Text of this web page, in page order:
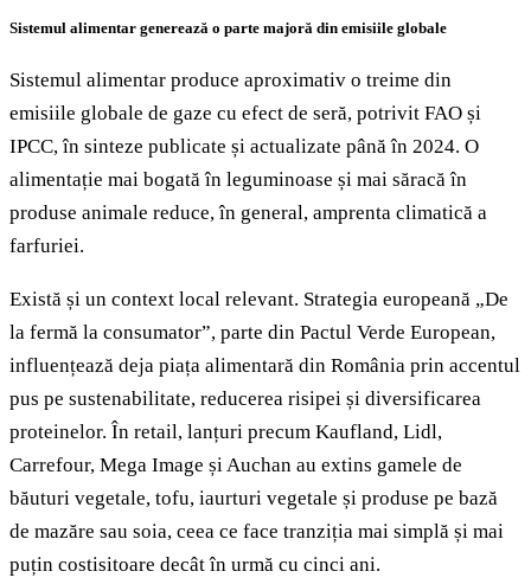
Sistemul alimentar generează o parte majoră din emisiile globale
Sistemul alimentar produce aproximativ o treime din
emisiile globale de gaze cu efect de seră, potrivit FAO și
IPCC, în sinteze publicate și actualizate până în 2024. O
alimentație mai bogată în leguminoase și mai săracă în
produse animale reduce, în general, amprenta climatică a
farfuriei.
Există și un context local relevant. Strategia europeană „De
la fermă la consumator”, parte din Pactul Verde European,
influențează deja piața alimentară din România prin accentul
pus pe sustenabilitate, reducerea risipei și diversificarea
proteinelor. În retail, lanțuri precum Kaufland, Lidl,
Carrefour, Mega Image și Auchan au extins gamele de
băuturi vegetale, tofu, iaurturi vegetale și produse pe bază
de mazăre sau soia, ceea ce face tranziția mai simplă și mai
puțin costisitoare decât în urmă cu cinci ani.